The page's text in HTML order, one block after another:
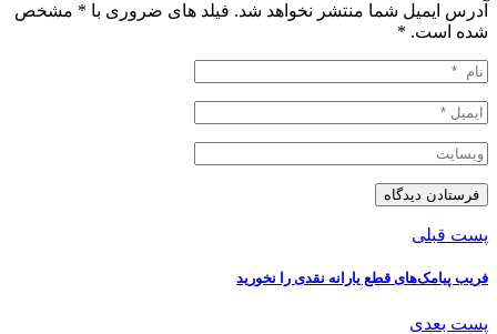
آدرس ایمیل شما منتشر نخواهد شد. فیلد های ضروری با * مشخص
شده است. *
پست قبلی
فریب پیامک‌های قطع یارانه نقدی را نخورید
پست بعدی